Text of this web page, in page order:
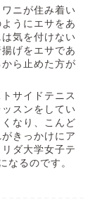
が住み着い
うにエサをあ
気を付けない
げをエサであ
ら止めた方が
イドテニス
スンをしてい
なり、こんど
きっかけにア
ダ大学女子テ
なるのです。